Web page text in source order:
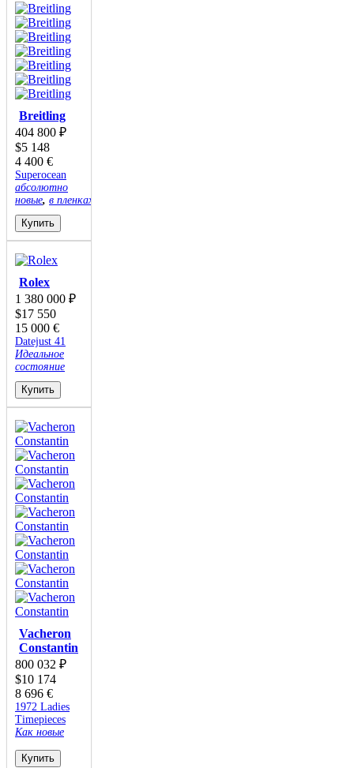
Breitling
404 800 ₽
$5 148
4 400 €
Superocean
абсолютно
новые, в пленках
Купить
Rolex
1 380 000 ₽
$17 550
15 000 €
Datejust 41
Идеальное
состояние
Купить
Vacheron
Constantin
800 032 ₽
$10 174
8 696 €
1972 Ladies
Timepieces
Как новые
Купить